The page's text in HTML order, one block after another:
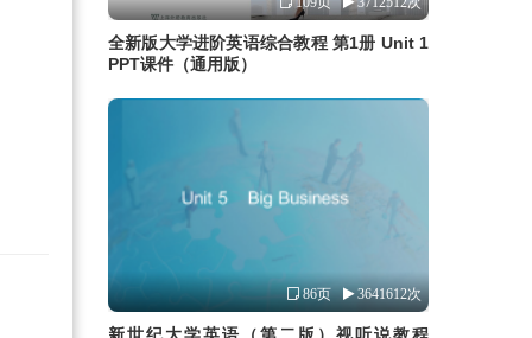
全新版大学进阶英语综合教程 第1册 Unit 1
PPT课件（通用版）
86页 3641612次